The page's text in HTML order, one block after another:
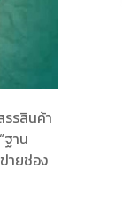
รรสินค้า
ฐาน
ายช่อง